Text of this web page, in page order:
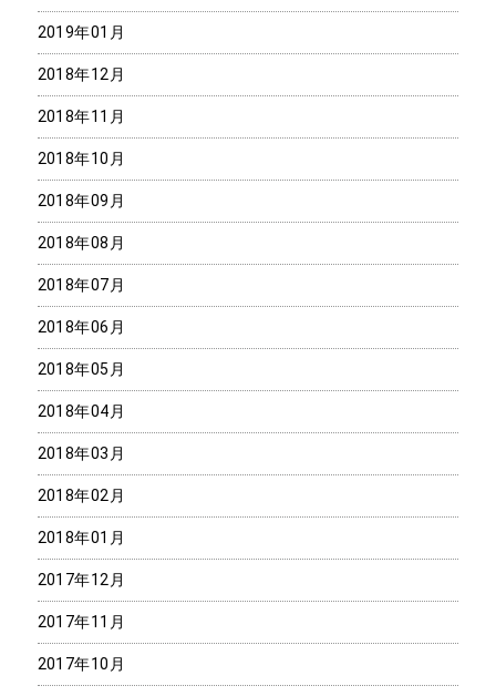
2019年01月
2018年12月
2018年11月
2018年10月
2018年09月
2018年08月
2018年07月
2018年06月
2018年05月
2018年04月
2018年03月
2018年02月
2018年01月
2017年12月
2017年11月
2017年10月